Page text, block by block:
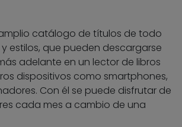
catálogo de títulos de todo
estilos, que pueden descargarse
adelante en un lector de libros
dispositivos como smartphones,
Con él se puede disfrutar de
cada mes a cambio de una